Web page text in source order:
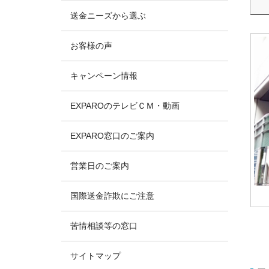
送金ニーズから選ぶ
お客様の声
キャンペーン情報
EXPAROのテレビＣＭ・動画
EXPARO窓口のご案内
営業日のご案内
国際送金詐欺にご注意
苦情相談等の窓口
サイトマップ